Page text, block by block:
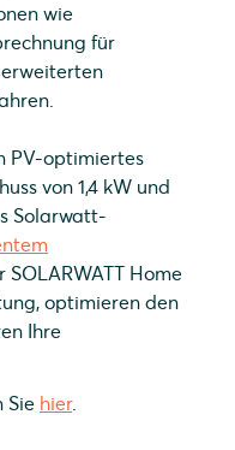
wie
für
PV-optimiertes
von 1,4 kW und
Solarwatt-
SOLARWATT Home
optimieren den
Ihre
Sie hier.